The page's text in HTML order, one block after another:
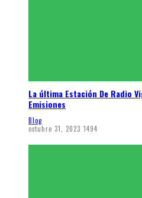
La última Estación De Radio
Emisiones
Blog
octubre 31, 2023 1494